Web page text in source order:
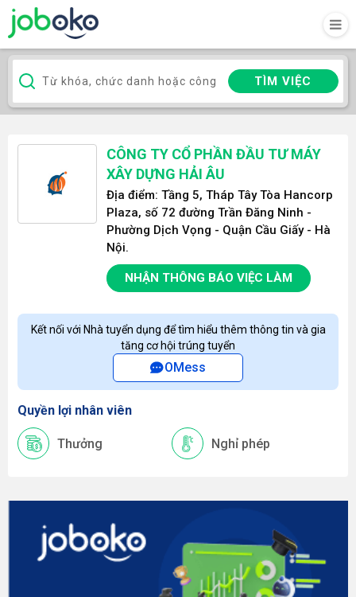
TÌM VIỆC
CÔNG TY CỔ PHẦN ĐẦU TƯ MÁY
XÂY DỰNG HẢI ÂU
Địa điểm: Tầng 5, Tháp Tây Tòa Hancorp
Plaza, số 72 đường Trần Đăng Ninh -
Phường Dịch Vọng - Quận Cầu Giấy - Hà
Nội.
NHẬN THÔNG BÁO VIỆC LÀM
Kết nối với Nhà tuyển dụng để tìm hiểu thêm thông tin và gia
tăng cơ hội trúng tuyển
OMess
Quyền lợi nhân viên
Thưởng Nghỉ phép